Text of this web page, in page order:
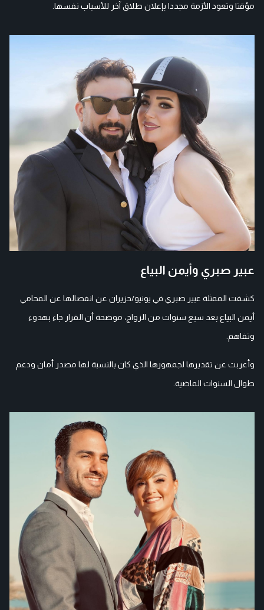
مؤقتا وتعود الأزمة مجددا بإعلان طلاق آخر للأسباب نفسها.
عبير صبري وأيمن البياع
كشفت الممثلة عبير صبري في يونيو/حزيران عن انفصالها عن المحامي
أيمن البياع بعد سبع سنوات من الزواج، موضحة أن القرار جاء بهدوء
وتفاهم.
وأعربت عن تقديرها لجمهورها الذي كان بالنسبة لها مصدر أمان ودعم
طوال السنوات الماضية.